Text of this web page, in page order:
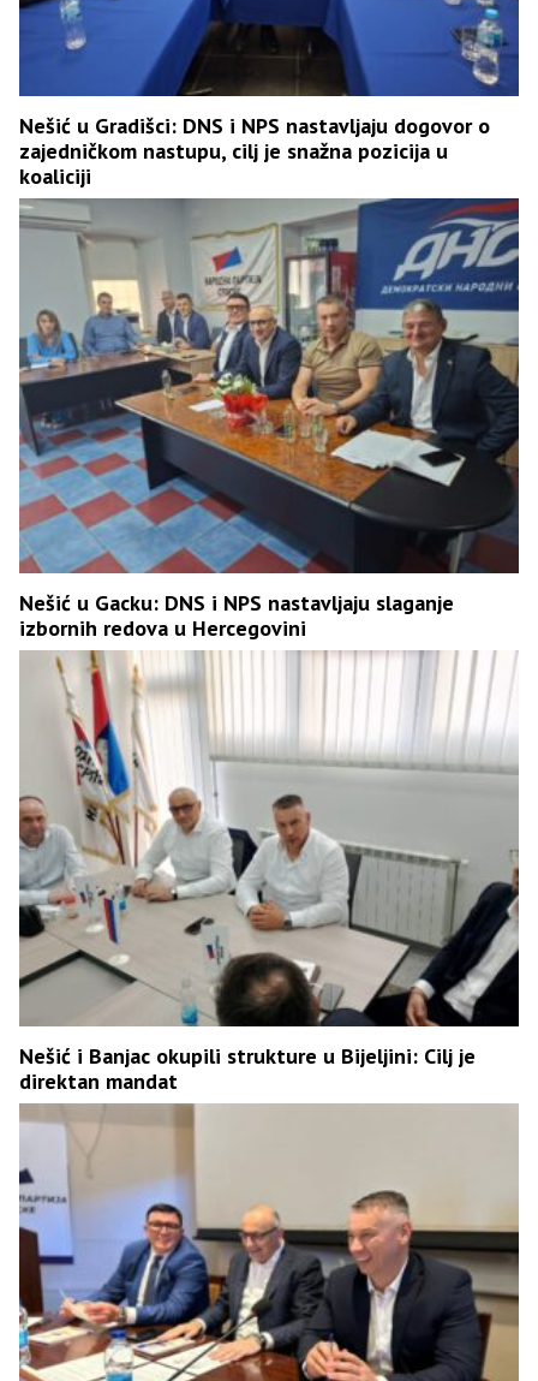
Nešić u Gradišci: DNS i NPS nastavljaju dogovor o
zajedničkom nastupu, cilj je snažna pozicija u
koaliciji
Nešić u Gacku: DNS i NPS nastavljaju slaganje
izbornih redova u Hercegovini
Nešić i Banjac okupili strukture u Bijeljini: Cilj je
direktan mandat